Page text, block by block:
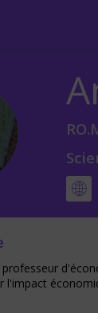
l'impact